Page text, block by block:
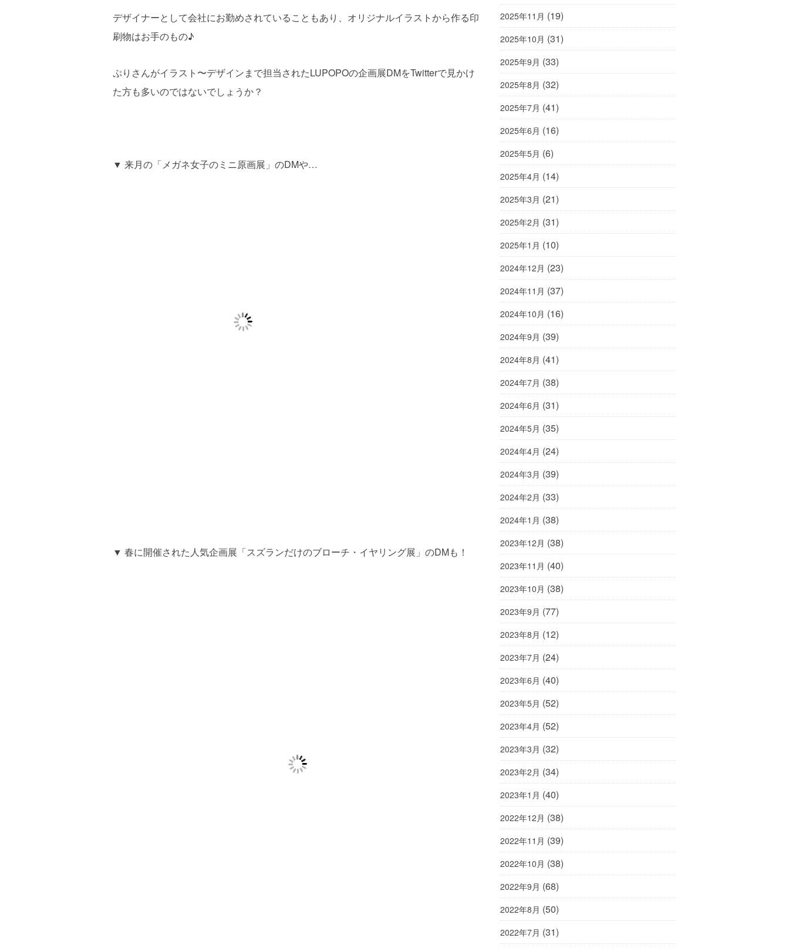
デザイナーとして会社にお勤めされていることもあり、オリジナルイラストから作る印
刷物はお手のもの♪
ぷりさんがイラスト〜デザインまで担当されたLUPOPOの企画展DMをTwitterで見かけ
た方も多いのではないでしょうか？
▼ 来月の「メガネ女子のミニ原画展」のDMや…
▼ 春に開催された人気企画展「スズランだけのブローチ・イヤリング展」のDMも！
2025年11月 (19)
2025年10月 (31)
2025年9月 (33)
2025年8月 (32)
2025年7月 (41)
2025年6月 (16)
2025年5月 (6)
2025年4月 (14)
2025年3月 (21)
2025年2月 (31)
2025年1月 (10)
2024年12月 (23)
2024年11月 (37)
2024年10月 (16)
2024年9月 (39)
2024年8月 (41)
2024年7月 (38)
2024年6月 (31)
2024年5月 (35)
2024年4月 (24)
2024年3月 (39)
2024年2月 (33)
2024年1月 (38)
2023年12月 (38)
2023年11月 (40)
2023年10月 (38)
2023年9月 (77)
2023年8月 (12)
2023年7月 (24)
2023年6月 (40)
2023年5月 (52)
2023年4月 (52)
2023年3月 (32)
2023年2月 (34)
2023年1月 (40)
2022年12月 (38)
2022年11月 (39)
2022年10月 (38)
2022年9月 (68)
2022年8月 (50)
2022年7月 (31)